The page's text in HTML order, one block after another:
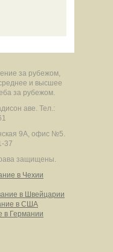
за рубежом,
и высшее
за рубежом.
аве. Тел.:
9А, офис №5.
37
защищены.
в Чехии
в Швейцарии
в США
в Германии